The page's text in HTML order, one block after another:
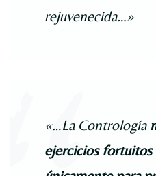
rejuvenecida…»
«…La Contrología
ejercicios fortuitos